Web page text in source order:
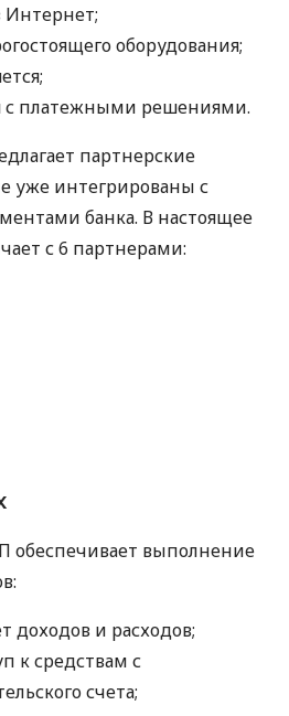
Интернет;
оборудования;
с платежными решениями.
партнерские
уже интегрированы с
банка. В настоящее
с 6 партнерами:
обеспечивает выполнение
доходов и расходов;
к средствам с
счета;